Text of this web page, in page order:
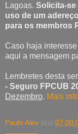
Lagoas. Solicita-
uso de um
para os membros
Caso haja
aqui a mensagem
Lembretes desta
- Seguro FPCUB
Dezembro. Mais
Paulo Alex à(s)